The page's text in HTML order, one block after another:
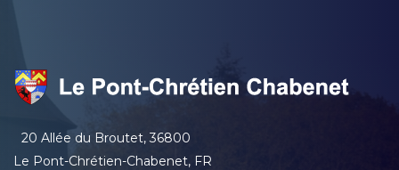
20 Allée du Broutet, 36800
Le Pont-Chrétien-Chabenet, FR